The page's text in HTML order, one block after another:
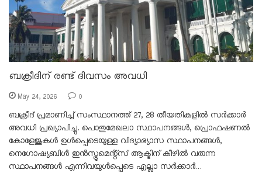
ബക്രീദിന് രണ്ട് ദിവസം അവധി
May 24, 2026 0
ബക്രീദ് പ്രമാണിച്ച് സംസ്ഥാനത്ത് 27, 28 തീയതികളിൽ സർക്കാർ
അവധി പ്രഖ്യാപിച്ചു. പൊതുമേഖലാ സ്ഥാപനങ്ങൾ, പ്രൊഫഷണൽ
കോളേജുകൾ ഉൾപ്പെടെയുള്ള വിദ്യാഭ്യാസ സ്ഥാപനങ്ങൾ,
നെഗോഷ്യബിൾ ഇൻസ്ട്രുമെന്റ്സ് ആക്ടിന് കീഴിൽ വരുന്ന
സ്ഥാപനങ്ങൾ എന്നിവയുൾപ്പെടെ എല്ലാ സർക്കാർ…